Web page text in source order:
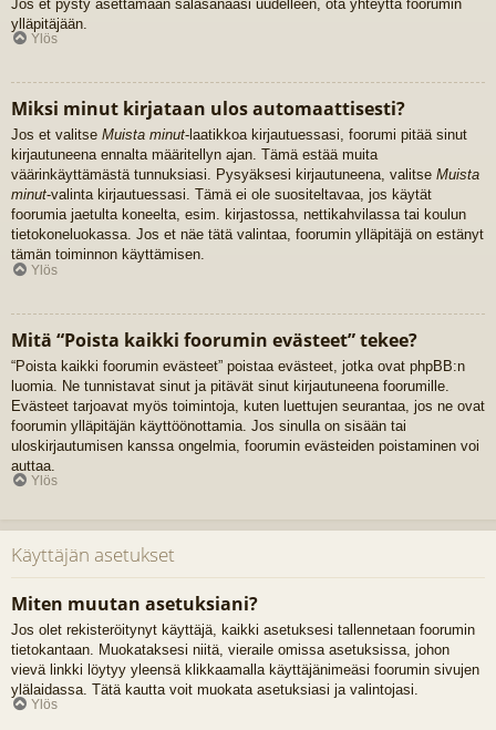
Jos et pysty asettamaan salasanaasi uudelleen, ota yhteyttä foorumin
ylläpitäjään.
Ylös
Miksi minut kirjataan ulos automaattisesti?
Jos et valitse Muista minut-laatikkoa kirjautuessasi, foorumi pitää sinut
kirjautuneena ennalta määritellyn ajan. Tämä estää muita
väärinkäyttämästä tunnuksiasi. Pysyäksesi kirjautuneena, valitse Muista
minut-valinta kirjautuessasi. Tämä ei ole suositeltavaa, jos käytät
foorumia jaetulta koneelta, esim. kirjastossa, nettikahvilassa tai koulun
tietokoneluokassa. Jos et näe tätä valintaa, foorumin ylläpitäjä on estänyt
tämän toiminnon käyttämisen.
Ylös
Mitä “Poista kaikki foorumin evästeet” tekee?
“Poista kaikki foorumin evästeet” poistaa evästeet, jotka ovat phpBB:n
luomia. Ne tunnistavat sinut ja pitävät sinut kirjautuneena foorumille.
Evästeet tarjoavat myös toimintoja, kuten luettujen seurantaa, jos ne ovat
foorumin ylläpitäjän käyttöönottamia. Jos sinulla on sisään tai
uloskirjautumisen kanssa ongelmia, foorumin evästeiden poistaminen voi
auttaa.
Ylös
Käyttäjän asetukset
Miten muutan asetuksiani?
Jos olet rekisteröitynyt käyttäjä, kaikki asetuksesi tallennetaan foorumin
tietokantaan. Muokataksesi niitä, vieraile omissa asetuksissa, johon
vievä linkki löytyy yleensä klikkaamalla käyttäjänimeäsi foorumin sivujen
ylälaidassa. Tätä kautta voit muokata asetuksiasi ja valintojasi.
Ylös